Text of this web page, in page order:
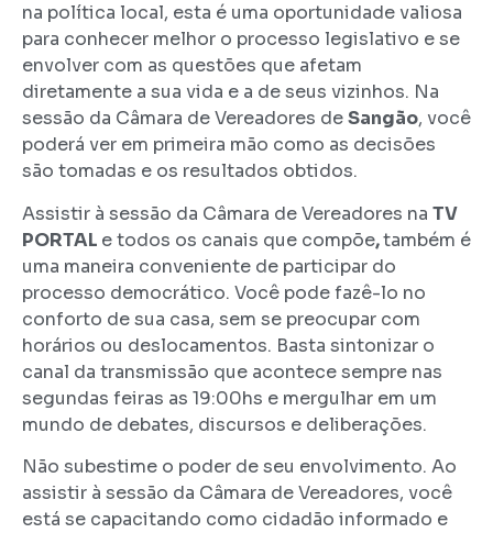
na política local, esta é uma oportunidade valiosa
para conhecer melhor o processo legislativo e se
envolver com as questões que afetam
diretamente a sua vida e a de seus vizinhos. Na
sessão da Câmara de Vereadores deSangão, você
poderá ver em primeira mão como as decisões
são tomadas e os resultados obtidos.
Assistir à sessão da Câmara de Vereadores na TV
PORTAL e todos os canais que compõe,também é
uma maneira conveniente de participar do
processo democrático. Você pode fazê-lo no
conforto de sua casa, sem se preocupar com
horários ou deslocamentos. Basta sintonizar o
canal da transmissão que acontece sempre nas
segundas feiras as 19:00hs e mergulhar em um
mundo de debates, discursos e deliberações.
Não subestime o poder de seu envolvimento. Ao
assistir à sessão da Câmara de Vereadores, você
está se capacitando como cidadão informado e